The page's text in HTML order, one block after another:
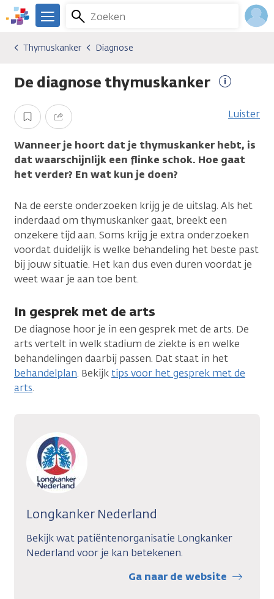
Overslaan
en
gaan
We
er
je.
Zoeken
Menu
Kankersoorten
Thymuskanker
Diagnose
Thymuskanker Diagnose
De diagnose thymuskanker
Opslaan Delen Luister
Wanneer je hoort dat je thymuskanker hebt, is
dat waarschijnlijk een flinke schok. Hoe gaat
het verder? En wat kun je doen?
Na de eerste onderzoeken krijg je de uitslag. Als het
inderdaad om thymuskanker gaat, breekt een
onzekere tijd aan. Soms krijg je extra onderzoeken
voordat duidelijk is welke behandeling het beste past
bij jouw situatie. Het kan dus even duren voordat je
weet waar je aan toe bent.
In gesprek met de arts
De diagnose hoor je in een gesprek met de arts. De
arts vertelt in welk stadium de ziekte is en welke
behandelingen daarbij passen. Dat staat in het
behandelplan. Bekijk tips voor het gesprek met de
arts.
Longkanker Nederland
Bekijk wat patiëntenorganisatie Longkanker
Nederland voor je kan betekenen.
Ga naar de website